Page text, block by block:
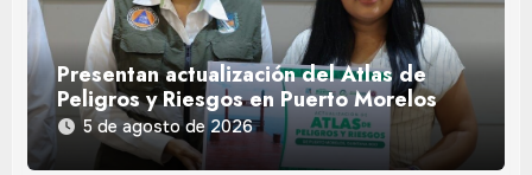
Presentan actualización del Atlas de
Peligros y Riesgos en Puerto Morelos
5 de agosto de 2026